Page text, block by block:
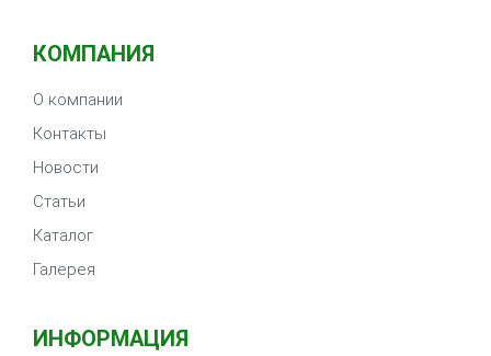
КОМПАНИЯ
О компании
Контакты
Новости
Статьи
Каталог
Галерея
ИНФОРМАЦИЯ